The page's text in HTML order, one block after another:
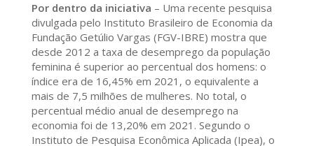
Por dentro da iniciativa – Uma recente pesquisa
divulgada pelo Instituto Brasileiro de Economia da
Fundação Getúlio Vargas (FGV-IBRE) mostra que
desde 2012 a taxa de desemprego da população
feminina é superior ao percentual dos homens: o
índice era de 16,45% em 2021, o equivalente a
mais de 7,5 milhões de mulheres. No total, o
percentual médio anual de desemprego na
economia foi de 13,20% em 2021. Segundo o
Instituto de Pesquisa Econômica Aplicada (Ipea), o